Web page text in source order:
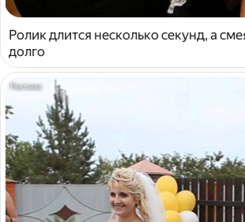
Ролик длится несколько секунд, а
долго